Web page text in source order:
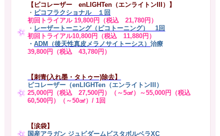
【ピコレーザー enLIGHTen（エンライトンIII）】
・ ピコフラクショナル １回
初回トライアル 19,800円（税込 21,780円）
・ レーザートーニング（ピコトーニング） 1回
初回トライアル10,800円（税込 11,880円）
・ADM（後天性真皮メラノサイトーシス）治療
39,800円（税込 43,780円）
【刺青(入れ墨・タトゥー)除去】
ピコレーザー（enLIGHTen（エンライトンIII）
25,000円（税込 27,500円）（～5㎠）～55,000円（税込
60,500円）（～50㎠）/ 1回
【涙袋】
国産アラガン ジュビダームビスタボルベラXC